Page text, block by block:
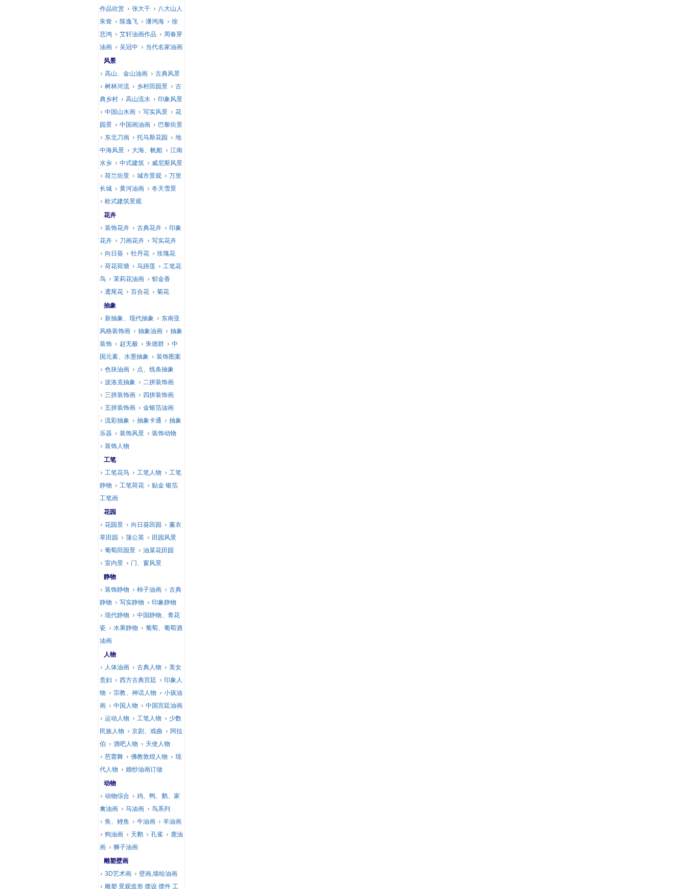
作品欣赏
张大千
八大山人
朱耷
陈逸飞 潘鸿海
徐
悲鸿
艾轩油画作品
周春芽
油画
吴冠中
当代名家油画
风景
高山、金山油画
古典风景
树林河流
乡村田园景
古
典乡村
高山流水
印象风景
中国山水画
写实风景
花
园景
中国画油画
巴黎街景
东北刀画
托马斯花园
地
中海风景
大海、帆船
江南
水乡
中式建筑
威尼斯风景
荷兰街景
城市景观
万里
长城
黄河油画
冬天雪景
欧式建筑景观
花卉
装饰花卉
古典花卉
印象
花卉
刀画花卉
写实花卉
向日葵
牡丹花
玫瑰花
荷花荷塘
马蹄莲
工笔花
鸟
茉莉花油画
郁金香
鸢尾花
百合花
菊花
抽象
新抽象、现代抽象
东南亚
风格装饰画
抽象油画
抽象
装饰
赵无极 朱德群
中
国元素、水墨抽象
装饰图案
色块油画
点、线条抽象
波洛克抽象
二拼装饰画
三拼装饰画
四拼装饰画
五拼装饰画
金银箔油画
流彩抽象
抽象卡通
抽象
乐器
装饰风景
装饰动物
装饰人物
工笔
工笔花鸟
工笔人物
工笔
静物
工笔荷花
贴金 银箔
工笔画
花园
花园景
向日葵田园
薰衣
草田园
蒲公英
田园风景
葡萄田园景
油菜花田园
室内景
门、窗风景
静物
装饰静物
柿子油画
古典
静物
写实静物
印象静物
现代静物
中国静物、青花
瓷
水果静物
葡萄、葡萄酒
油画
人物
人体油画
古典人物
美女
贵妇
西方古典宫廷
印象人
物
宗教、神话人物
小孩油
画
中国人物
中国宫廷油画
运动人物
工笔人物
少数
民族人物
京剧、戏曲
阿拉
伯
酒吧人物
天使人物
芭蕾舞
佛教敦煌人物
现
代人物
婚纱油画订做
动物
动物综合
鸡、鸭、鹅、家
禽油画
马油画
鸟系列
鱼、鲤鱼
牛油画
羊油画
狗油画
天鹅 孔雀
鹿油
画
狮子油画
雕塑壁画
3D艺术画
壁画,墙绘油画
雕塑 景观造形 摆设 摆件 工